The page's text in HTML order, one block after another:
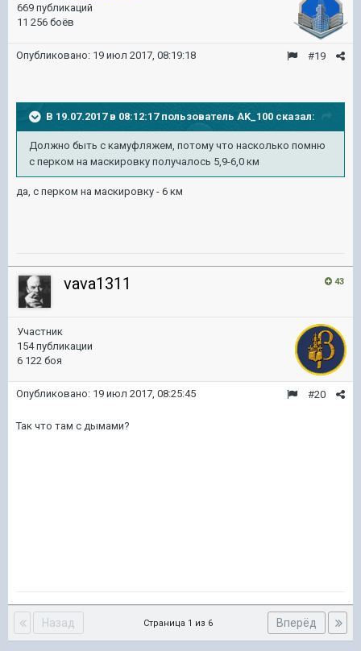
669 публикаций
11 256 боёв
#19
Опубликовано: 19 июл 2017, 08:19:18
В 19.07.2017 в 08:12:17 пользователь AK_100 сказал:
Должно быть с камуфляжем, потому что насколько помню
с перком на маскировку получалось 5,9-6,0 км
да, с перком на маскировку - 6 км
43
vava1311
Участник
154 публикации
6 122 боя
#20
Опубликовано: 19 июл 2017, 08:25:45
Так что там с дымами?
Назад Вперёд
Страница 1 из 6